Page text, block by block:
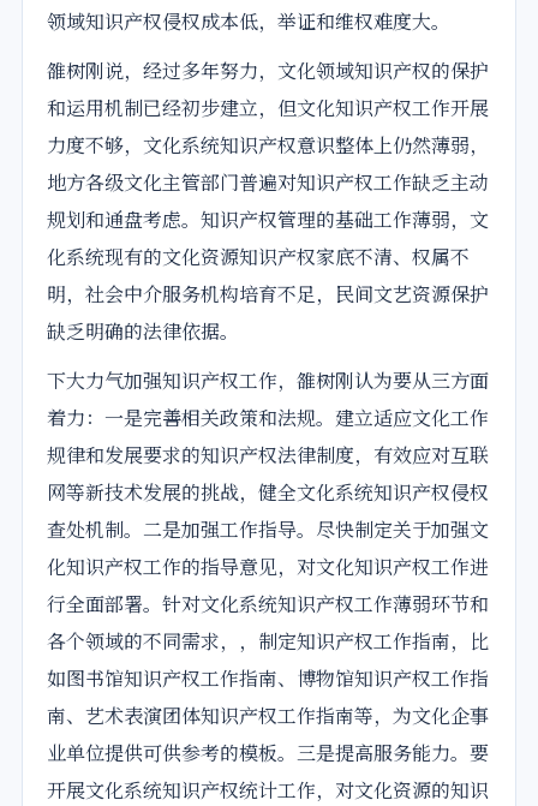
领域知识产权侵权成本低，举证和维权难度大。
雒树刚说，经过多年努力，文化领域知识产权的保护
和运用机制已经初步建立，但文化知识产权工作开展
力度不够，文化系统知识产权意识整体上仍然薄弱，
地方各级文化主管部门普遍对知识产权工作缺乏主动
规划和通盘考虑。知识产权管理的基础工作薄弱，文
化系统现有的文化资源知识产权家底不清、权属不
明，社会中介服务机构培育不足，民间文艺资源保护
缺乏明确的法律依据。
下大力气加强知识产权工作，雒树刚认为要从三方面
着力：一是完善相关政策和法规。建立适应文化工作
规律和发展要求的知识产权法律制度，有效应对互联
网等新技术发展的挑战，健全文化系统知识产权侵权
查处机制。二是加强工作指导。尽快制定关于加强文
化知识产权工作的指导意见，对文化知识产权工作进
行全面部署。针对文化系统知识产权工作薄弱环节和
各个领域的不同需求，，制定知识产权工作指南，比
如图书馆知识产权工作指南、博物馆知识产权工作指
南、艺术表演团体知识产权工作指南等，为文化企事
业单位提供可供参考的模板。三是提高服务能力。要
开展文化系统知识产权统计工作，对文化资源的知识